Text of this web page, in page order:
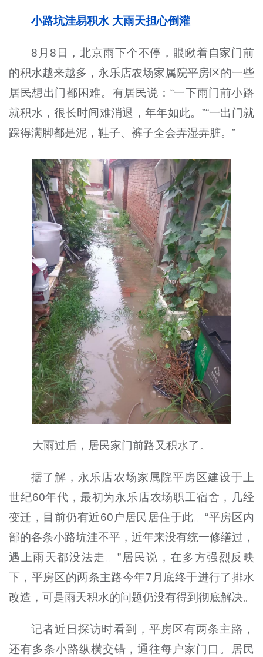
小路坑洼易积水 大雨天担心倒灌
8月8日，北京雨下个不停，眼瞅着自家门前
的积水越来越多，永乐店农场家属院平房区的一些
居民想出门都困难。有居民说：“一下雨门前小路
就积水，很长时间难消退，年年如此。”“一出门就
踩得满脚都是泥，鞋子、裤子全会弄湿弄脏。”
大雨过后，居民家门前路又积水了。
据了解，永乐店农场家属院平房区建设于上
世纪60年代，最初为永乐店农场职工宿舍，几经
变迁，目前仍有近60户居民居住于此。“平房区内
部的各条小路坑洼不平，近年来没有统一修缮过，
遇上雨天都没法走。”居民说，在多方强烈反映
下，平房区的两条主路今年7月底终于进行了排水
改造，可是雨天积水的问题仍没有得到彻底解决。
记者近日探访时看到，平房区有两条主路，
还有多条小路纵横交错，通往每户家门口。居民